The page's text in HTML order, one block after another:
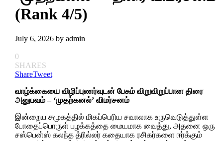
(Rank 4/5)
July 6, 2026by admin
0
SHARES
ShareTweet
வாழ்க்கையை விழிப்புணர்வுடன் பேசும் விறுவிறுப்பான திரை
அனுபவம் – ‘முதற்கனல்’ விமர்சனம்
இன்றைய சமூகத்தில் மிகப்பெரிய சவாலாக உருவெடுத்துள்ள
போதைப்பொருள் பழக்கத்தை மையமாக வைத்து, அதனை ஒரு
சஸ்பென்ஸ் கலந்த த்ரில்லர் கதையாக ரசிகர்களை ஈர்க்கும்